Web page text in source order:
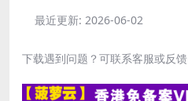
最近更新: 2026-06-02
下载遇到问题？可联系客服或反馈